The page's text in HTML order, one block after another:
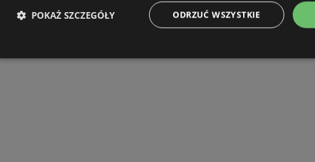
ODRZUĆ WSZYSTKIE
POKAŻ SZCZEGÓŁY